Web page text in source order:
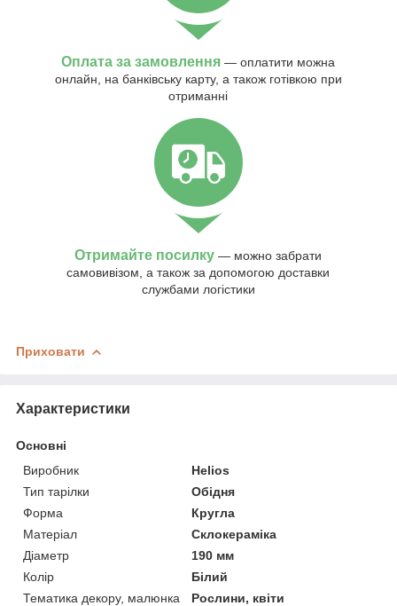
Оплата за замовлення — оплатити можна
онлайн, на банківську карту, а також готівкою при
отриманні
Отримайте посилку — можно забрати
самовивізом, а також за допомогою доставки
службами логістики
Приховати
Характеристики
Основні
Виробник
Helios
Тип тарілки
Обідня
Форма
Кругла
Матеріал
Склокераміка
Діаметр
190 мм
Колір
Білий
Тематика декору, малюнка
Рослини, квіти